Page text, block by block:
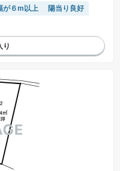
が６m以上
陽当り良好